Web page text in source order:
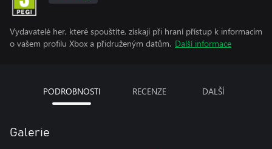
Vydavatelé her, které spouštíte, získají při hraní přístup k informacím
o vašem profilu Xbox a přidruženým datům. Další informace
PODROBNOSTI RECENZE DALŠÍ
Galerie